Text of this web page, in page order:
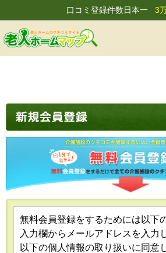
口コミ登録件数日本一 3
無料会員登録をするためには以下
入力欄からメールアドレスを入力
以下の個人情報の取り扱いに同意